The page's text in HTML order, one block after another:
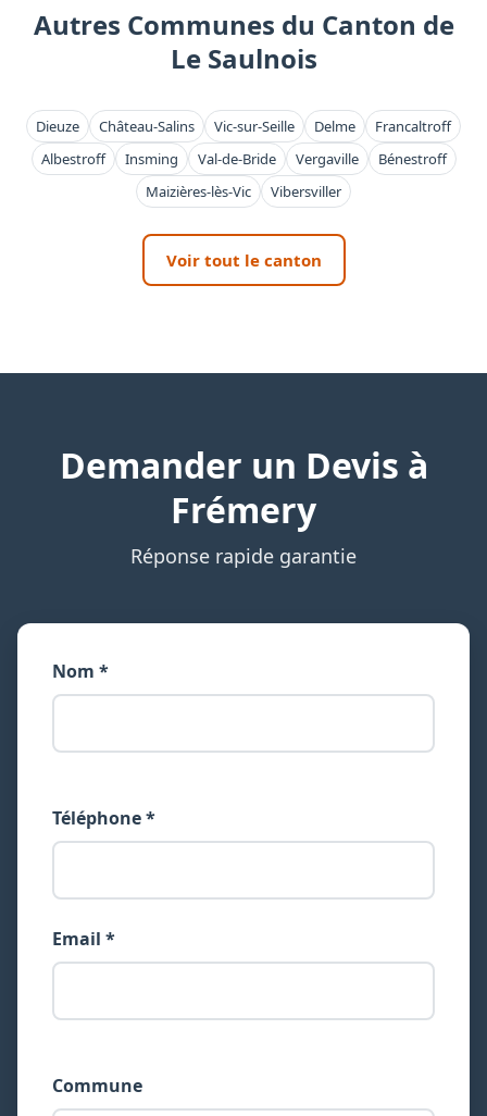
Autres Communes du Canton de
Le Saulnois
Dieuze Château-Salins Vic-sur-Seille Delme
Francaltroff
Albestroff
Insming Val-de-Bride Vergaville
Bénestroff
Maizières-lès-Vic
Vibersviller
Voir tout le canton
Demander un Devis à
Frémery
Réponse rapide garantie
Nom *
Téléphone *
Email *
Commune